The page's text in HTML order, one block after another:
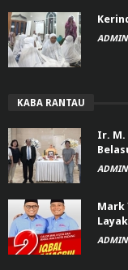
ADMIN
KABA RANTAU
Ir. M.
ADMIN
Mark
ADMIN